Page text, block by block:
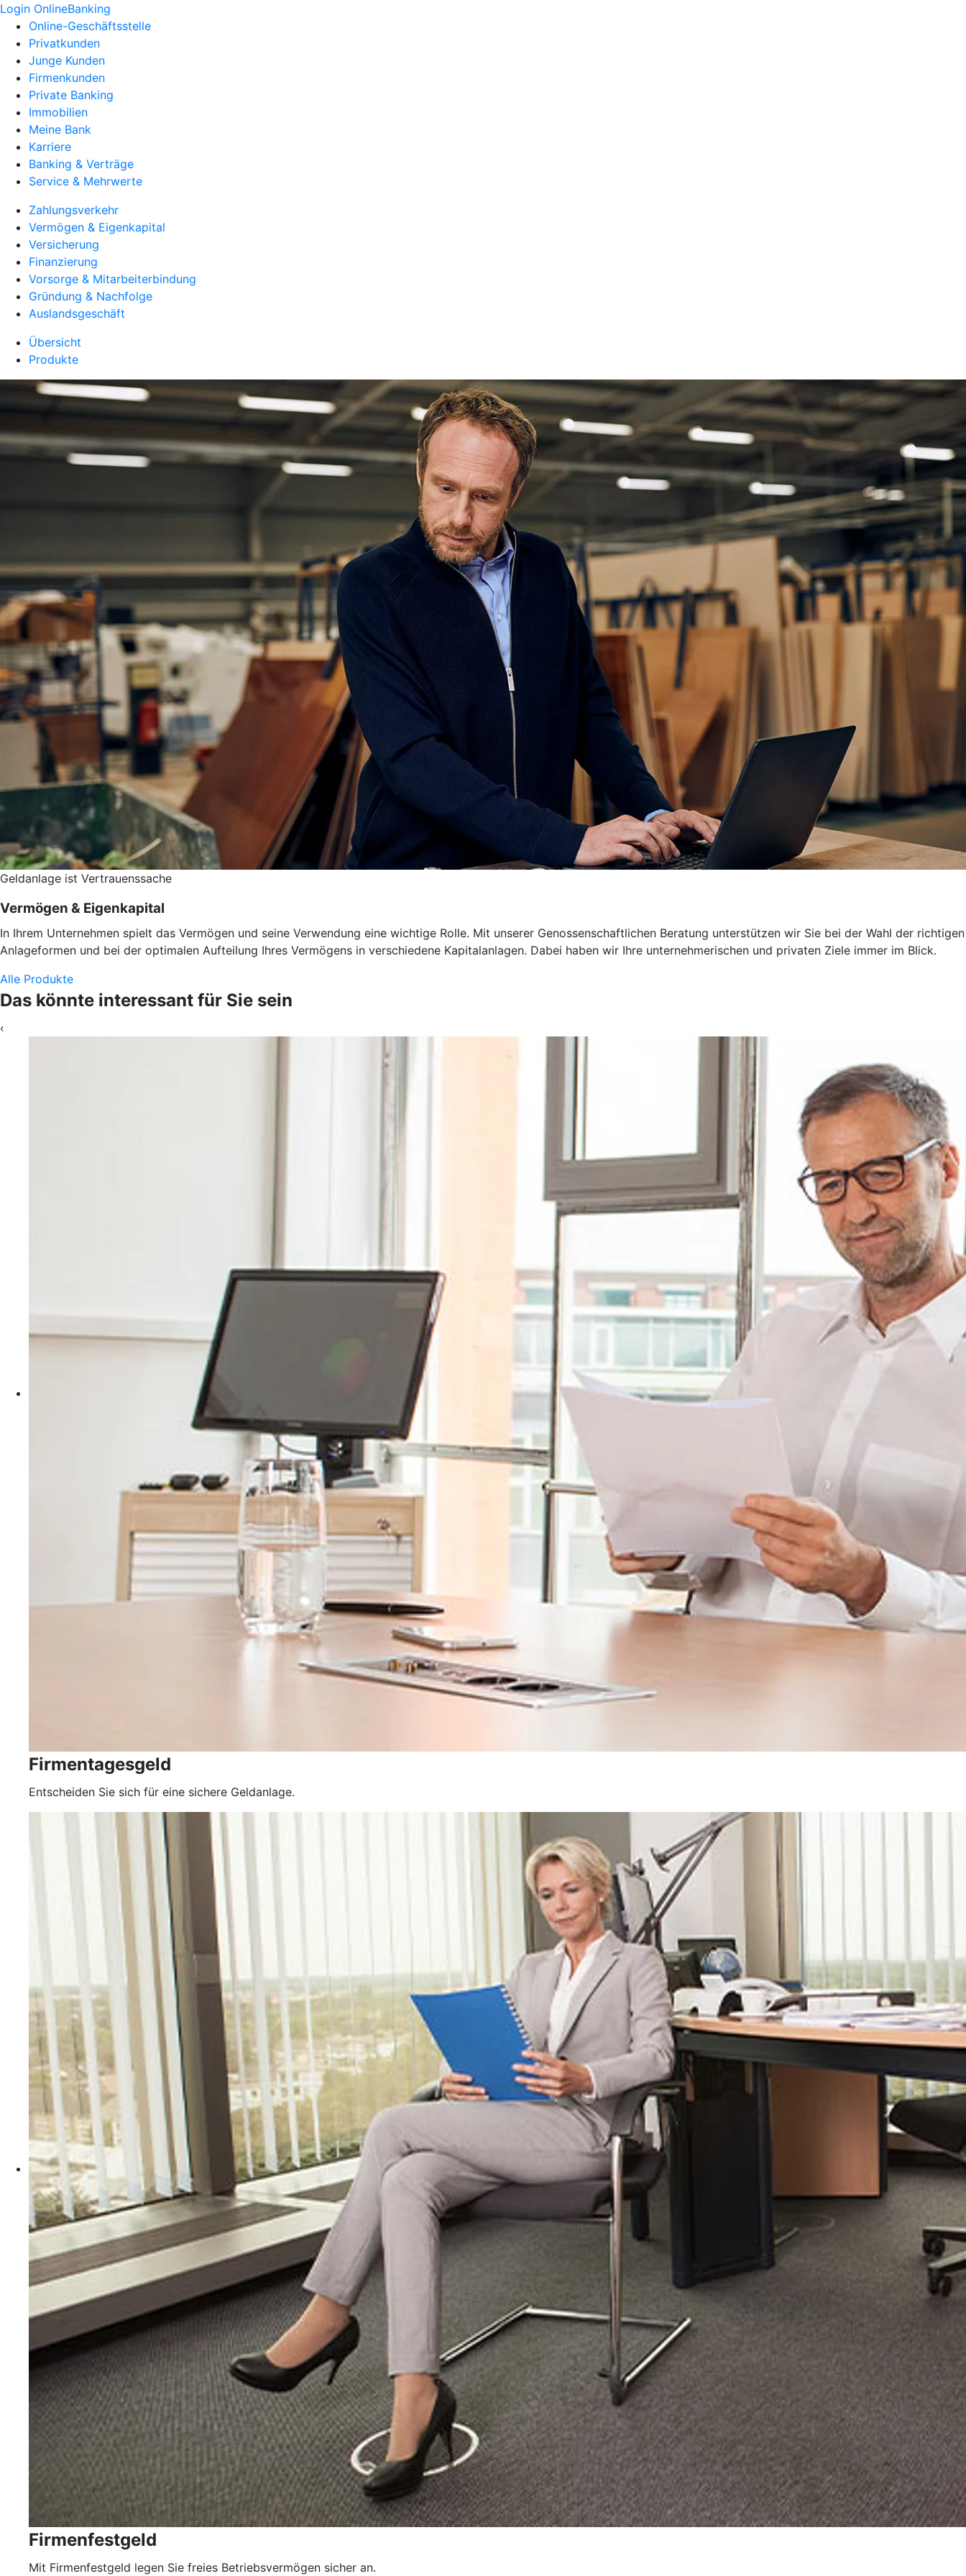
Login OnlineBanking
Online-Geschäftsstelle
Privatkunden
Junge Kunden
Firmenkunden
Private Banking
Immobilien
Meine Bank
Karriere
Banking & Verträge
Service & Mehrwerte
Zahlungsverkehr
Vermögen & Eigenkapital
Versicherung
Finanzierung
Vorsorge & Mitarbeiterbindung
Gründung & Nachfolge
Auslandsgeschäft
Übersicht
Produkte
Geldanlage ist Vertrauenssache
Vermögen & Eigenkapital
In Ihrem Unternehmen spielt das Vermögen und seine Verwendung eine wichtige Rolle. Mit unserer Genossenschaftlichen Beratung unterstützen wir Sie bei der Wahl der richtigen
Anlageformen und bei der optimalen Aufteilung Ihres Vermögens in verschiedene Kapitalanlagen. Dabei haben wir Ihre unternehmerischen und privaten Ziele immer im Blick.
Alle Produkte
Das könnte interessant für Sie sein
‹
Firmentagesgeld
Entscheiden Sie sich für eine sichere Geldanlage.
Firmenfestgeld
Mit Firmenfestgeld legen Sie freies Betriebsvermögen sicher an.